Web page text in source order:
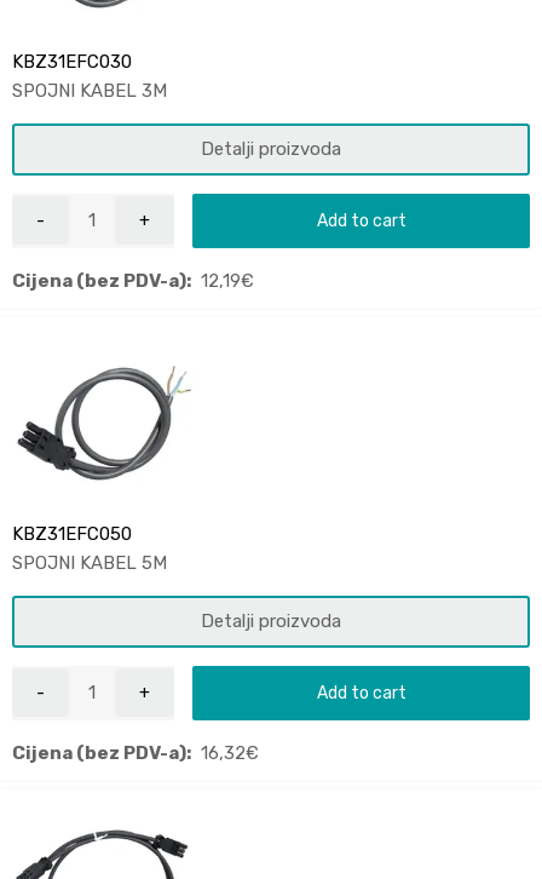
KBZ31EFC030
SPOJNI KABEL 3M
Detalji proizvoda
Add to cart
Cijena (bez PDV-a): 12,19€
KBZ31EFC050
SPOJNI KABEL 5M
Detalji proizvoda
Add to cart
Cijena (bez PDV-a): 16,32€